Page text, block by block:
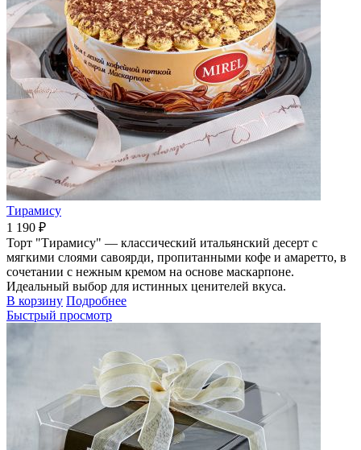
Тирамису
1 190 ₽
Торт "Тирамису" — классический итальянский десерт с
мягкими слоями савоярди, пропитанными кофе и амаретто, в
сочетании с нежным кремом на основе маскарпоне.
Идеальный выбор для истинных ценителей вкуса.
В корзину Подробнее
Быстрый просмотр